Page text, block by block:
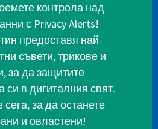
контрола над
с Privacy Alerts!
предоставя най-
съвети, трикове и
за да защитите
си в дигиталния свят.
за да останете
и овластени!